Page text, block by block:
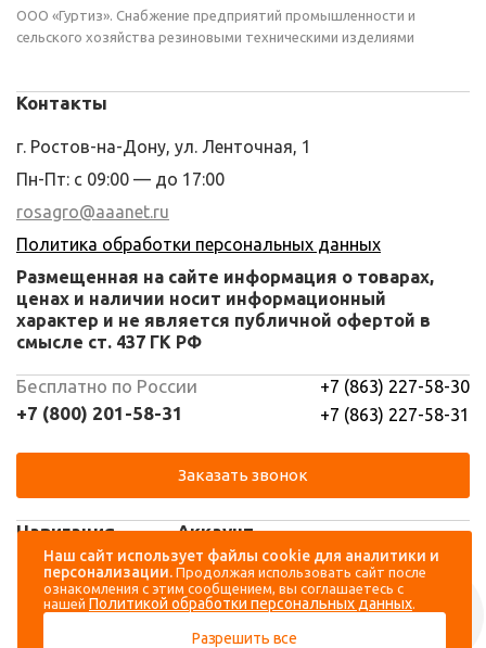
ООО «Гуртиз». Снабжение предприятий промышленности и
сельского хозяйства резиновыми техническими изделиями
Навигация
Каталог
О компании
Аккаунт
Вход
Регистрация
Контакты
г. Ростов-на-Дону, ул. Ленточная, 1
Пн-Пт: с 09:00 — до 17:00
rosagro@aaanet.ru
Политика обработки персональных данных
Размещенная на сайте информация о товарах,
ценах и наличии носит информационный
характер и не является публичной офертой в
смысле ст. 437 ГК РФ
Бесплатно по России
+7 (800) 201-58-31
+7 (863) 227-58-30
+7 (863) 227-58-31
Заказать звонок
Наш сайт использует файлы cookie для аналитики и
персонализации. Продолжая использовать сайт после
ознакомления с этим сообщением, вы соглашаетесь с
нашей Политикой обработки персональных данных.
Разрешить все